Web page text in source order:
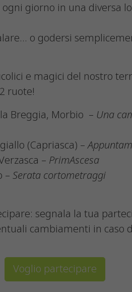
giorno in una diversa
o godersi
e magici del nostro
ruote!
Breggia, Morbio – Una
(Capriasca) –
– PrimAscesa
– Serata cortometraggi
segnala la tua
cambiamenti in caso
Voglio partecipare